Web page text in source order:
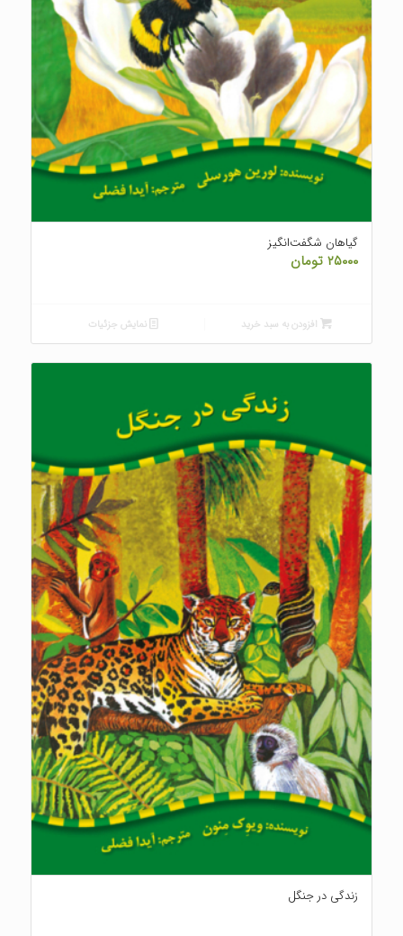
گیاهان شگفت‌انگیز
۲۵۰۰۰ تومان
افزودن به سبد خرید نمایش جزئیات
زندگی در جنگل